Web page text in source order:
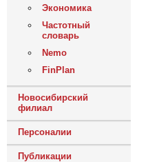
Экономика
Частотный
словарь
Nemo
FinPlan
Новосибирский
филиал
Персоналии
Публикации